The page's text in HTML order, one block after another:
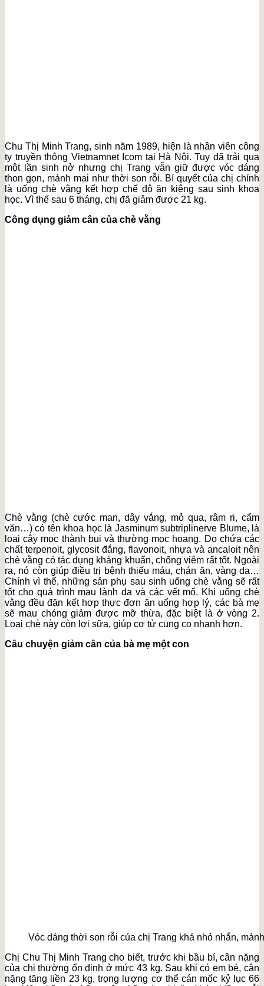
Chu Thị Minh Trang, sinh năm 1989, hiện là nhân viên công
ty truyền thông Vietnamnet Icom tại Hà Nội. Tuy đã trải qua
một lần sinh nở nhưng chị Trang vẫn giữ được vóc dáng
thon gọn, mảnh mai như thời son rỗi. Bí quyết của chị chính
là uống chè vằng kết hợp chế độ ăn kiêng sau sinh khoa
học. Vì thế sau 6 tháng, chị đã giảm được 21 kg.
Công dụng giảm cân của chè vằng
Chè vằng (chè cước man, dây vắng, mỏ qua, râm ri, cẩm
văn…) có tên khoa học là Jasminum subtriplinerve Blume, là
loại cây mọc thành bụi và thường mọc hoang. Do chứa các
chất terpenoit, glycosit đắng, flavonoit, nhựa và ancaloit nên
chè vằng có tác dụng kháng khuẩn, chống viêm rất tốt. Ngoài
ra, nó còn giúp điều trị bệnh thiếu máu, chán ăn, vàng da…
Chính vì thế, những sản phụ sau sinh uống chè vằng sẽ rất
tốt cho quá trình mau lành da và các vết mổ. Khi uống chè
vằng đều đặn kết hợp thực đơn ăn uống hợp lý, các bà mẹ
sẽ mau chóng giảm được mỡ thừa, đặc biệt là ở vòng 2.
Loại chè này còn lợi sữa, giúp cơ tử cung co nhanh hơn.
Câu chuyện giảm cân của bà mẹ một con
Vóc dáng thời son rỗi của chị Trang khá nhỏ nhắn,
Chị Chu Thị Minh Trang cho biết, trước khi bầu bí, cân nặng
của chị thường ổn định ở mức 43 kg. Sau khi có em bé, cân
nặng tăng liền 23 kg, trọng lượng cơ thể cán mốc kỷ lục 66